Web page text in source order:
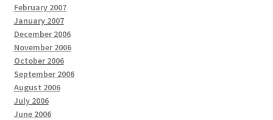
February 2007
January 2007
December 2006
November 2006
October 2006
September 2006
August 2006
July 2006
June 2006